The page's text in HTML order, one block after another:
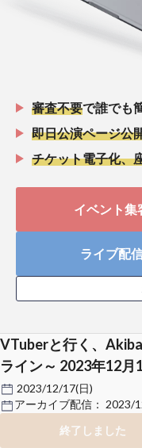
審査不要で誰でも
即日公演ページ公
チケット電子化、
イベント集
ライブ配
VTuberと行く、
ライン～ 2023年12
2023/12/17(日)
アーカイブ配信： 2023/
終了しました